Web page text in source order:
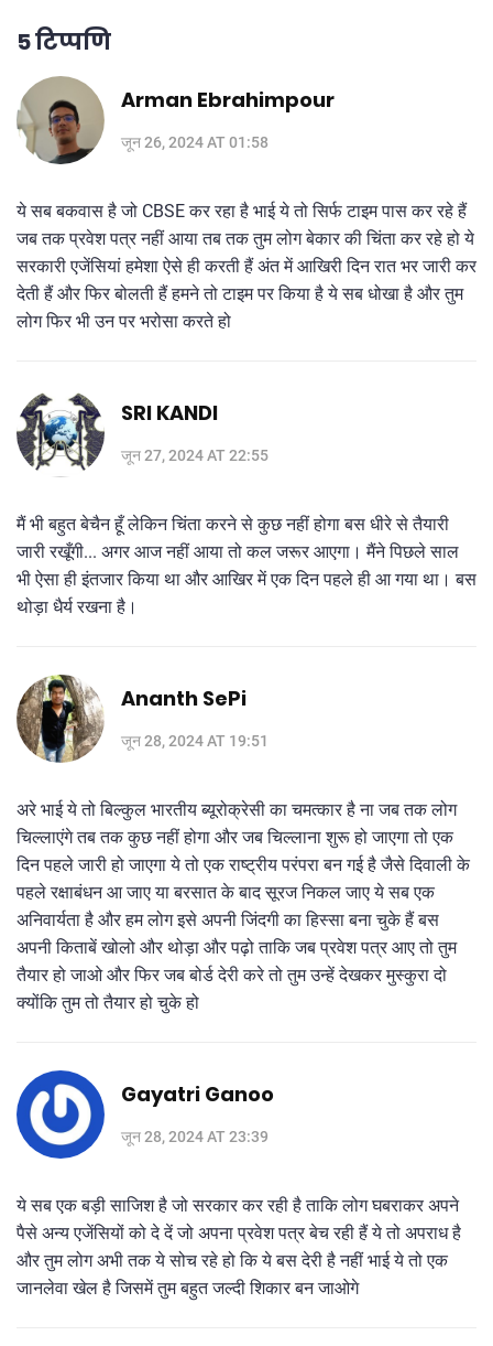
5 टिप्पणि
Arman Ebrahimpour
जून 26, 2024 AT 01:58
ये सब बकवास है जो CBSE कर रहा है भाई ये तो सिर्फ टाइम पास कर रहे हैं
जब तक प्रवेश पत्र नहीं आया तब तक तुम लोग बेकार की चिंता कर रहे हो ये
सरकारी एजेंसियां हमेशा ऐसे ही करती हैं अंत में आखिरी दिन रात भर जारी कर
देती हैं और फिर बोलती हैं हमने तो टाइम पर किया है ये सब धोखा है और तुम
लोग फिर भी उन पर भरोसा करते हो
SRI KANDI
जून 27, 2024 AT 22:55
मैं भी बहुत बेचैन हूँ लेकिन चिंता करने से कुछ नहीं होगा बस धीरे से तैयारी
जारी रखूँगी... अगर आज नहीं आया तो कल जरूर आएगा। मैंने पिछले साल
भी ऐसा ही इंतजार किया था और आखिर में एक दिन पहले ही आ गया था। बस
थोड़ा धैर्य रखना है।
Ananth SePi
जून 28, 2024 AT 19:51
अरे भाई ये तो बिल्कुल भारतीय ब्यूरोक्रेसी का चमत्कार है ना जब तक लोग
चिल्लाएंगे तब तक कुछ नहीं होगा और जब चिल्लाना शुरू हो जाएगा तो एक
दिन पहले जारी हो जाएगा ये तो एक राष्ट्रीय परंपरा बन गई है जैसे दिवाली के
पहले रक्षाबंधन आ जाए या बरसात के बाद सूरज निकल जाए ये सब एक
अनिवार्यता है और हम लोग इसे अपनी जिंदगी का हिस्सा बना चुके हैं बस
अपनी किताबें खोलो और थोड़ा और पढ़ो ताकि जब प्रवेश पत्र आए तो तुम
तैयार हो जाओ और फिर जब बोर्ड देरी करे तो तुम उन्हें देखकर मुस्कुरा दो
क्योंकि तुम तो तैयार हो चुके हो
Gayatri Ganoo
जून 28, 2024 AT 23:39
ये सब एक बड़ी साजिश है जो सरकार कर रही है ताकि लोग घबराकर अपने
पैसे अन्य एजेंसियों को दे दें जो अपना प्रवेश पत्र बेच रही हैं ये तो अपराध है
और तुम लोग अभी तक ये सोच रहे हो कि ये बस देरी है नहीं भाई ये तो एक
जानलेवा खेल है जिसमें तुम बहुत जल्दी शिकार बन जाओगे